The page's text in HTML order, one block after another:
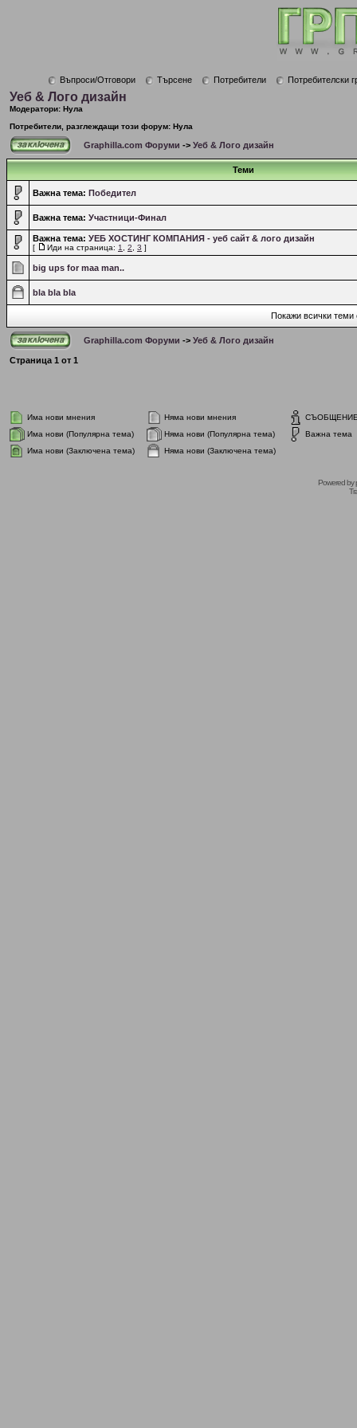
Въпроси/Отговори Търсене Потребители Потребителски
Уеб & Лого дизайн
Модератори: Нула
Потребители, разглеждащи този форум: Нула
Graphilla.com Форуми -> Уеб & Лого дизайн
Теми
Важна тема: Победител
Важна тема: Участници-Финал
Важна тема: УЕБ ХОСТИНГ КОМПАНИЯ - уеб сайт & лого дизайн
[ Иди на страница: 1 2 3 ]
big ups for maa man..
bla bla bla
Покажи всички теми
Graphilla.com Форуми -> Уеб & Лого дизайн
Страница 1 от 1
Има нови мнения Няма нови мнения
Има нови (Популярна тема)
Няма нови (Популярна тема)
Важна тема
Има нови (Заключена тема)
Няма нови (Заключена тема)
Powered by